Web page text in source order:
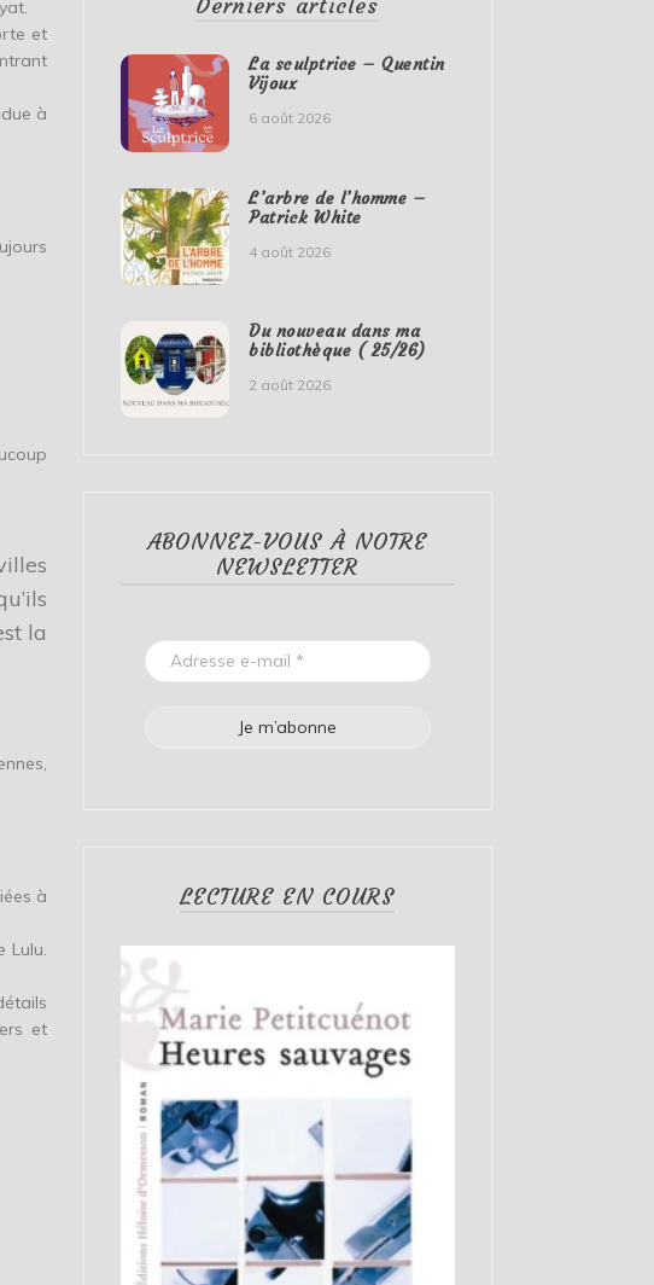
et
à
la
à
Lulu.
et
Derniers articles
La sculptrice – Quentin
Vijoux
6 août 2026
L’arbre de l’homme –
Patrick White
4 août 2026
Du nouveau dans ma
bibliothèque ( 25/26)
2 août 2026
ABONNEZ-VOUS À NOTRE
NEWSLETTER
LECTURE EN COURS